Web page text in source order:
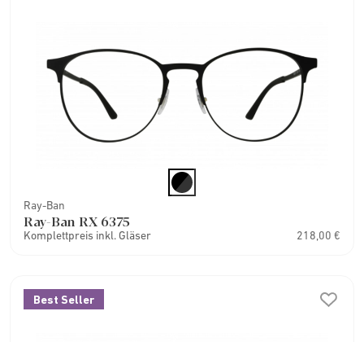
Ray-Ban
Ray-Ban RX 6375
Komplettpreis inkl. Gläser 218,00 €
Best Seller